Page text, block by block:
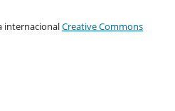
internacionalCreative Commons